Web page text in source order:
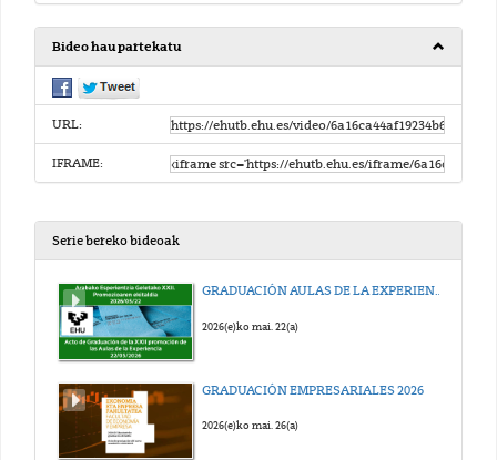
Bideo hau partekatu
URL:
IFRAME:
Serie bereko bideoak
GRADUACIÓN AULAS DE LA EXPERIENCIA 2026
2026(e)ko mai. 22(a)
GRADUACIÓN EMPRESARIALES 2026
2026(e)ko mai. 26(a)